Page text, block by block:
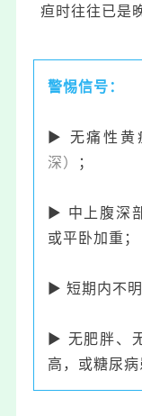
疸时往往已是
警惕信号：
▶ 无痛性黄
深）
；
▶ 中上腹深
或平卧加重；
▶ 短期内不明
▶ 无肥胖、
高，或糖尿病